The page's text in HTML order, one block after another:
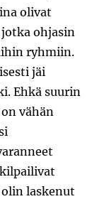
olivat
ohjasin
ryhmiin.
jäi
Ehkä suurin
vähän
laskenut